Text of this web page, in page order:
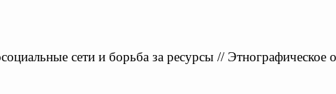
сети и борьба за ресурсы // Этнографическое